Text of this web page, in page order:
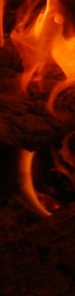
Stören!
●